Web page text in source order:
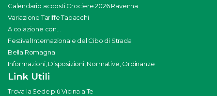
Calendario accosti Crociere 2026 Ravenna
Variazione Tariffe Tabacchi
A colazione con...
Festival Internazionale del Cibo di Strada
Bella Romagna
Informazioni, Disposizioni, Normative, Ordinanze
Link Utili
Trova la Sede più Vicina a Te